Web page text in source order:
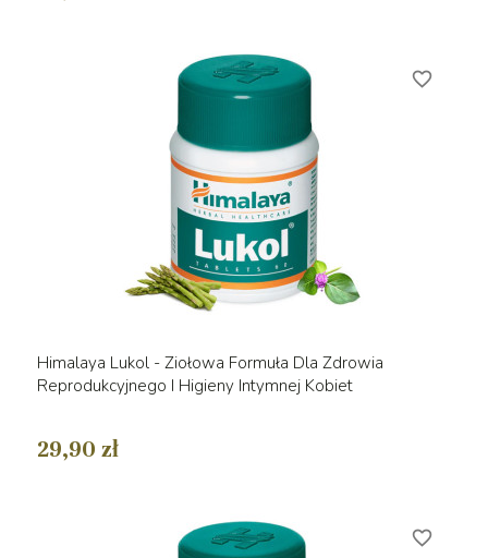
Himalaya Lukol - Ziołowa Formuła Dla Zdrowia
Reprodukcyjnego I Higieny Intymnej Kobiet
29,90 zł
favorite_border
favorite_border